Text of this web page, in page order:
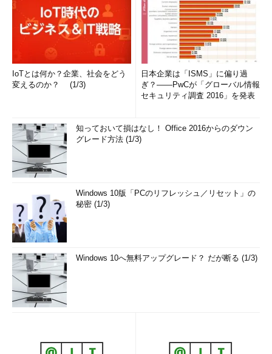
IoTとは何か？企業、社会をどう
変えるのか？ (1/3)
日本企業は「ISMS」に偏り過
ぎ？――PwCが「グローバル情報
セキュリティ調査 2016」を発表
知っておいて損はなし！ Office 2016からのダウン
グレード方法 (1/3)
Windows 10版「PCのリフレッシュ／リセット」の
秘密 (1/3)
Windows 10へ無料アップグレード？ だが断る (1/3)